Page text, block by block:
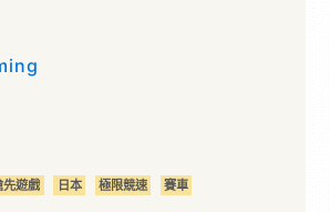
先遊戲 日本 極限競速 賽車